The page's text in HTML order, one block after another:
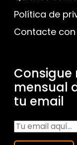
Política de
Contacte
Consigue
mensual
tu email